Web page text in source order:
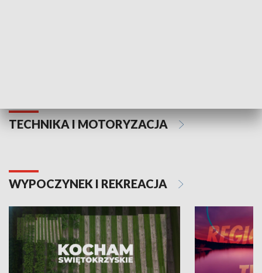
TECHNIKA I MOTORYZACJA
WYPOCZYNEK I REKREACJA